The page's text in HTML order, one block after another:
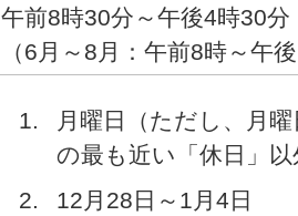
午前8時30分～午後4時30分
（6月～8月：午前8時～午
月曜日（ただし、月
の最も近い「休日」
12月28日～1月4日